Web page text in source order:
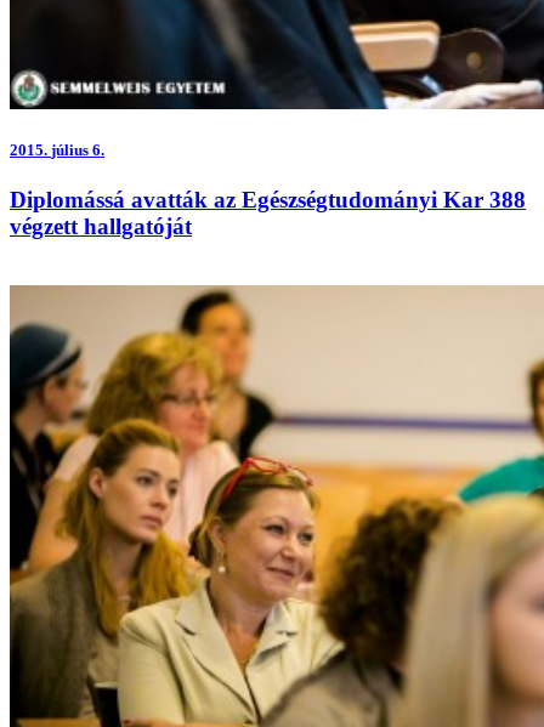
2015. július 6.
Diplomássá avatták az Egészségtudományi Kar 388
végzett hallgatóját